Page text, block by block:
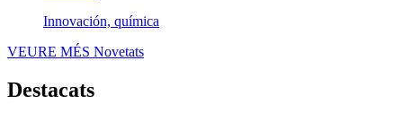
Innovación, química
VEURE MÉS Novetats
Destacats